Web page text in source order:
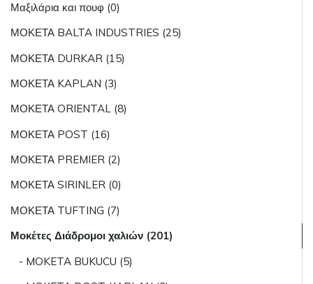
Μαξιλάρια και πουφ (0)
ΜΟΚΕΤΑ BALTA INDUSTRIES (25)
ΜΟΚΕΤΑ DURKAR (15)
ΜΟΚΕΤΑ KAPLAN (3)
ΜΟΚΕΤΑ ORIENTAL (8)
ΜΟΚΕΤΑ POST (16)
ΜΟΚΕΤΑ PREMIER (2)
ΜΟΚΕΤΑ SIRINLER (0)
ΜΟΚΕΤΑ TUFTING (7)
Μοκέτες Διάδρομοι χαλιών (201)
- MOKETA BUKUCU (5)